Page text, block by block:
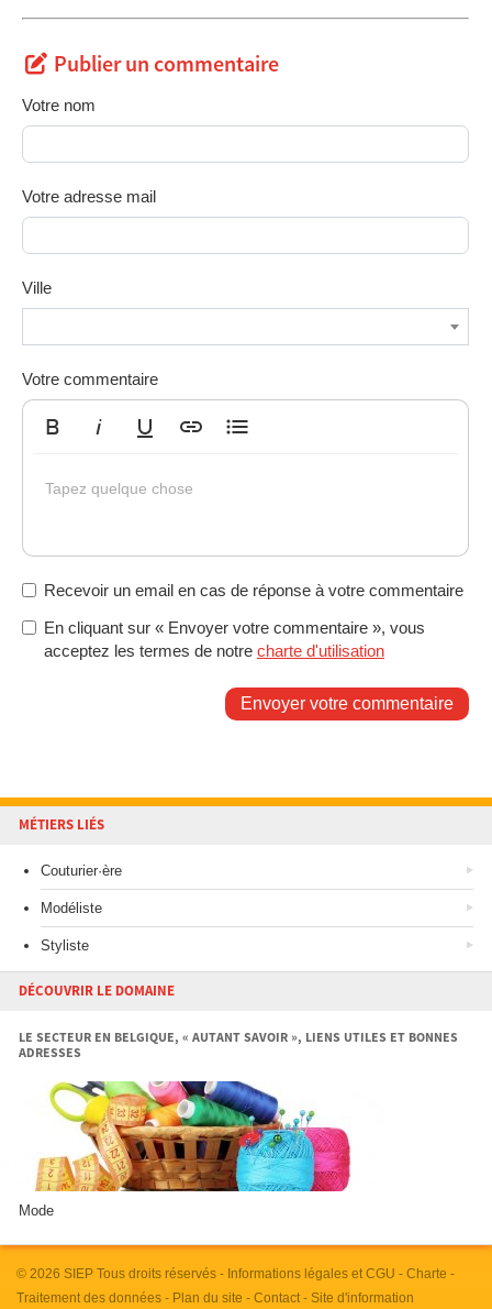
Publier un commentaire
Votre nom
Votre adresse mail
Ville
Votre commentaire
Tapez quelque chose
Recevoir un email en cas de réponse à votre commentaire
En cliquant sur « Envoyer votre commentaire », vous
acceptez les termes de notre charte d'utilisation
Envoyer votre commentaire
MÉTIERS LIÉS
Couturier·ère
Modéliste
Styliste
DÉCOUVRIR LE DOMAINE
LE SECTEUR EN BELGIQUE, « AUTANT SAVOIR », LIENS UTILES ET BONNES
ADRESSES
Mode
© 2026 SIEP Tous droits réservés - Informations légales et CGU - Charte -
Traitement des données - Plan du site - Contact- Site d'information